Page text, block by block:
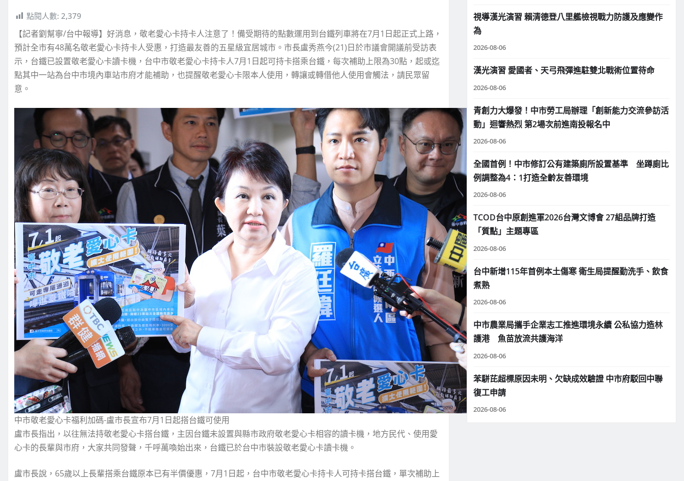
點閱人數: 2,379
【記者劉幫寧/台中報導】好消息，敬老愛心卡持卡人注意了！備受期待的點數運用到台鐵列車將在7月1日起正式上路，
預計全市有48萬名敬老愛心卡持卡人受惠，打造最友善的五星級宜居城市。市長盧秀燕今(21)日於市議會開議前受訪表
示，台鐵已設置敬老愛心卡讀卡機，台中市敬老愛心卡持卡人7月1日起可持卡搭乘台鐵，每次補助上限為30點，起或迄
點其中一站為台中市境內車站市府才能補助，也提醒敬老愛心卡限本人使用，轉讓或轉借他人使用會觸法，請民眾留
意。
中市敬老愛心卡福利加碼-盧市長宣布7月1日起搭台鐵可使用
盧市長指出，以往無法持敬老愛心卡搭台鐵，主因台鐵未設置與縣市政府敬老愛心卡相容的讀卡機，地方民代、使用愛
心卡的長輩與市府，大家共同發聲，千呼萬喚始出來，台鐵已於台中市裝設敬老愛心卡讀卡機。
盧市長說，65歲以上長輩搭乘台鐵原本已有半價優惠，7月1日起，台中市敬老愛心卡持卡人可持卡搭台鐵，單次補助上
視導漢光演習 賴清德登八里艦檢視戰力防護及應變作
為
2026-08-06
漢光演習 愛國者、天弓飛彈進駐雙北戰術位置待命
2026-08-06
青創力大爆發！中市勞工局辦理「創新能力交流參訪活
動」迴響熱烈 第2場次前進南投報名中
2026-08-06
全國首例！中市修訂公有建築廁所設置基準 坐蹲廁比
例調整為4：1打造全齡友善環境
2026-08-06
TCOD台中原創進軍2026台灣文博會 27組品牌打造
「質點」主題專區
2026-08-06
台中新增115年首例本土傷寒 衛生局提醒勤洗手、飲食
煮熟
2026-08-06
中市農業局攜手企業志工推進環境永續 公私協力造林
護港 魚苗放流共護海洋
2026-08-06
苯駢芘超標原因未明、欠缺成效驗證 中市府駁回中聯
復工申請
2026-08-06